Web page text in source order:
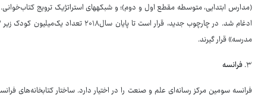
مدرسه» قرار گیرند.
۳. فرانسه
فرانسه سومین مرکز رسانه‌ای علم و صنعت را در اختیار دارد. ساختار کتابخانه‌های